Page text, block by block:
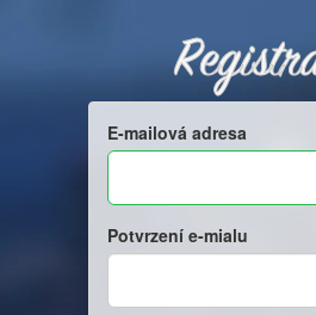
E-mailová adresa
Potvrzení e-mialu